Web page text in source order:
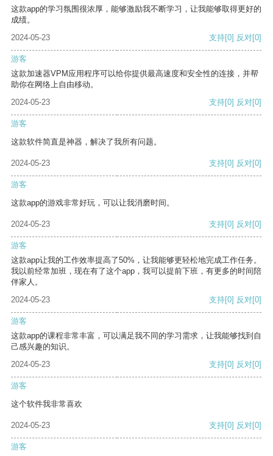
这款app的学习氛围很浓厚，能够激励我不断学习，让我能够取得更好的
成绩。
2024-05-23
支持[0] 反对[0]
游客
这款加速器VPM应用程序可以给你提供最高速度和安全性的连接，并帮
助你在网络上自由移动。
2024-05-23
支持[0] 反对[0]
游客
这款软件简直是神器，解决了我所有问题。
2024-05-23 支持[0] 反对[0]
游客
这款app的游戏非常好玩，可以让我消磨时间。
2024-05-23 支持[0] 反对[0]
游客
这款app让我的工作效率提高了50%，让我能够更轻松地完成工作任务。
我以前经常加班，现在有了这个app，我可以提前下班，有更多的时间陪
伴家人。
2024-05-23
支持[0] 反对[0]
游客
这款app的课程非常丰富，可以满足我不同的学习需求，让我能够找到自
己感兴趣的知识。
2024-05-23
支持[0] 反对[0]
游客
这个软件我非常喜欢
2024-05-23 支持[0] 反对[0]
游客